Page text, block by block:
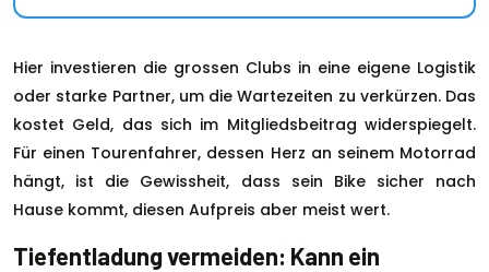
Hier investieren die grossen Clubs in eine eigene Logistik
oder starke Partner, um die Wartezeiten zu verkürzen. Das
kostet Geld, das sich im Mitgliedsbeitrag widerspiegelt.
Für einen Tourenfahrer, dessen Herz an seinem Motorrad
hängt, ist die Gewissheit, dass sein Bike sicher nach
Hause kommt, diesen Aufpreis aber meist wert.
Tiefentladung vermeiden: Kann ein